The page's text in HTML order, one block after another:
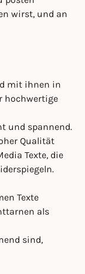
wirst, und an
mit ihnen in
hochwertige
und spannend.
Qualität
Texte, die
Texte
als
sind,